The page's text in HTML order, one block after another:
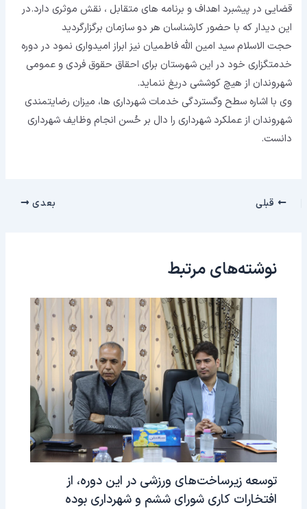
قضایی در پیشبرد اهداف و برنامه های متقابل ، نقش موثری دارد.در
این دیدار که با حضور کارشناسان هر دو سازمان برگزارگردید
حجت الاسلام سید امین الله فاطمیان نیز ابراز امیدواری نمود در دوره
خدمتگزاری خود در این شهرستان برای احقاق حقوق فردی و عمومی
شهروندان از هیچ کوششی دریغ ننماید.
وی با اشاره سطح و‌گستردگی خدمات شهرداری ها، میزان رضایتمندی
شهروندان از عملکرد شهرداری را دال بر حُسن انجام وظایف شهرداری
دانست.
قبلی بعدی
نوشته‌های مرتبط
توسعه زیرساخت‌های ورزشی در این دوره، از
افتخارات کاری شورای ششم و شهرداری بوده